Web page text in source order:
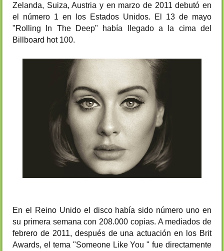
Zelanda, Suiza, Austria y en marzo de 2011 debutó en
el número 1 en los Estados Unidos. El 13 de mayo
"Rolling In The Deep" había llegado a la cima del
Billboard hot 100.
En el Reino Unido el disco había sido número uno en
su primera semana con 208.000 copias. A mediados de
febrero de 2011, después de una actuación en los Brit
Awards, el tema "Someone Like You " fue directamente